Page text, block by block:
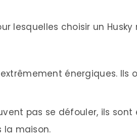
lesquelles choisir un
énergiques. Ils
pas se défouler, ils
la maison.